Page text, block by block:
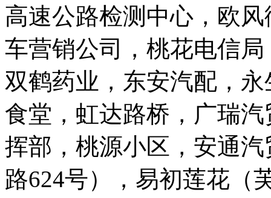
高速公路检测中心，欧
车营销公司，桃花电信
双鹤药业，东安汽配，
食堂，虹达路桥，广瑞
挥部，桃源小区，安通
路624号），易初莲花（